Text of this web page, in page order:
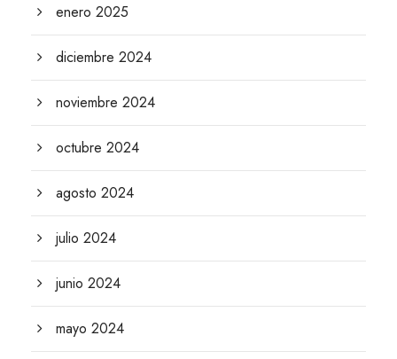
enero 2025
diciembre 2024
noviembre 2024
octubre 2024
agosto 2024
julio 2024
junio 2024
mayo 2024